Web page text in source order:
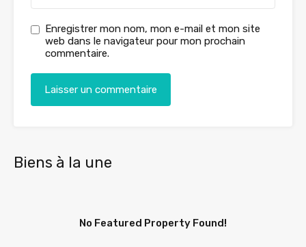
Enregistrer mon nom, mon e-mail et mon site
web dans le navigateur pour mon prochain
commentaire.
Biens à la une
No Featured Property Found!